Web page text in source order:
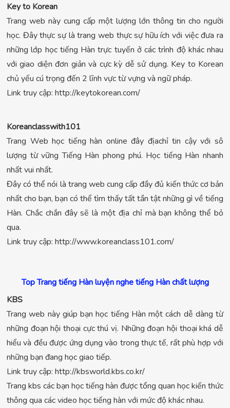
Key to Korean
Trang web này cung cấp một lượng lớn thông tin cho người
học. Đây thực sự là trang web thực sự hữu ích với việc đưa ra
những lớp học tiếng Hàn trực tuyến ở các trình độ khác nhau
với giao diện đơn giản và cực kỳ dễ sử dụng. Key to Korean
chủ yếu cú trọng đến 2 lĩnh vực từ vựng và ngữ pháp.
Link truy cập: http://keytokorean.com/
Koreanclasswith101
Trang Web học tiếng hàn online đây địachỉ tin cậy với sô
lượng từ vững Tiếng Hàn phong phú. Học tiếng Hàn nhanh
nhất vui nhất.
Đây có thể nói là trang web cung cấp đầy đủ kiến thức cơ bản
nhất cho bạn, bạn có thể tìm thấy tất tần tật những gì về tiếng
Hàn. Chắc chắn đây sẽ là một địa chỉ mà bạn không thể bỏ
qua.
Link truy cập: http://www.koreanclass101.com/
Top Trang tiếng Hàn luyện nghe tiếng Hàn chất lượng
KBS
Trang web này giúp bạn học tiếng Hàn một cách dễ dàng từ
những đoạn hội thoại cực thú vị. Những đoạn hội thoại khá dễ
hiểu và đều được ứng dụng vào trong thực tế, rất phù hợp với
những bạn đang học giao tiếp.
Link truy cập: http://kbsworld.kbs.co.kr/
Trang kbs các bạn học tiếng hàn được tổng quan học kiến thức
thông qua các video học tiếng hàn với mức độ khác nhau.